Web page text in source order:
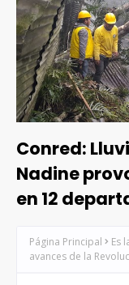
Conred:
Nadine
en 12
Página Principal
Es
avances de la